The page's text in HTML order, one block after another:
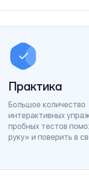
Практика
Большое количество
интерактивных
пробных тестов
руку» и поверить в